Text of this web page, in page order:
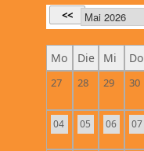
<<
Mo Die Mi Do
27 28 29 30
04 05 06 07